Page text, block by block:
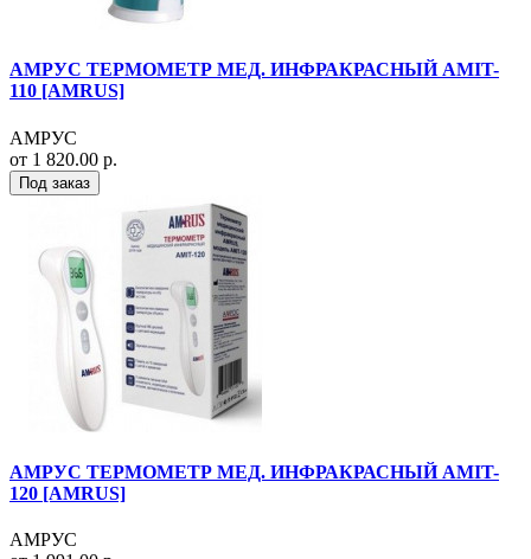
АМРУС ТЕРМОМЕТР МЕД. ИНФРАКРАСНЫЙ AMIT-
110 [AMRUS]
АМРУС
от 1 820.00 р.
Под заказ
АМРУС ТЕРМОМЕТР МЕД. ИНФРАКРАСНЫЙ AMIT-
120 [AMRUS]
АМРУС